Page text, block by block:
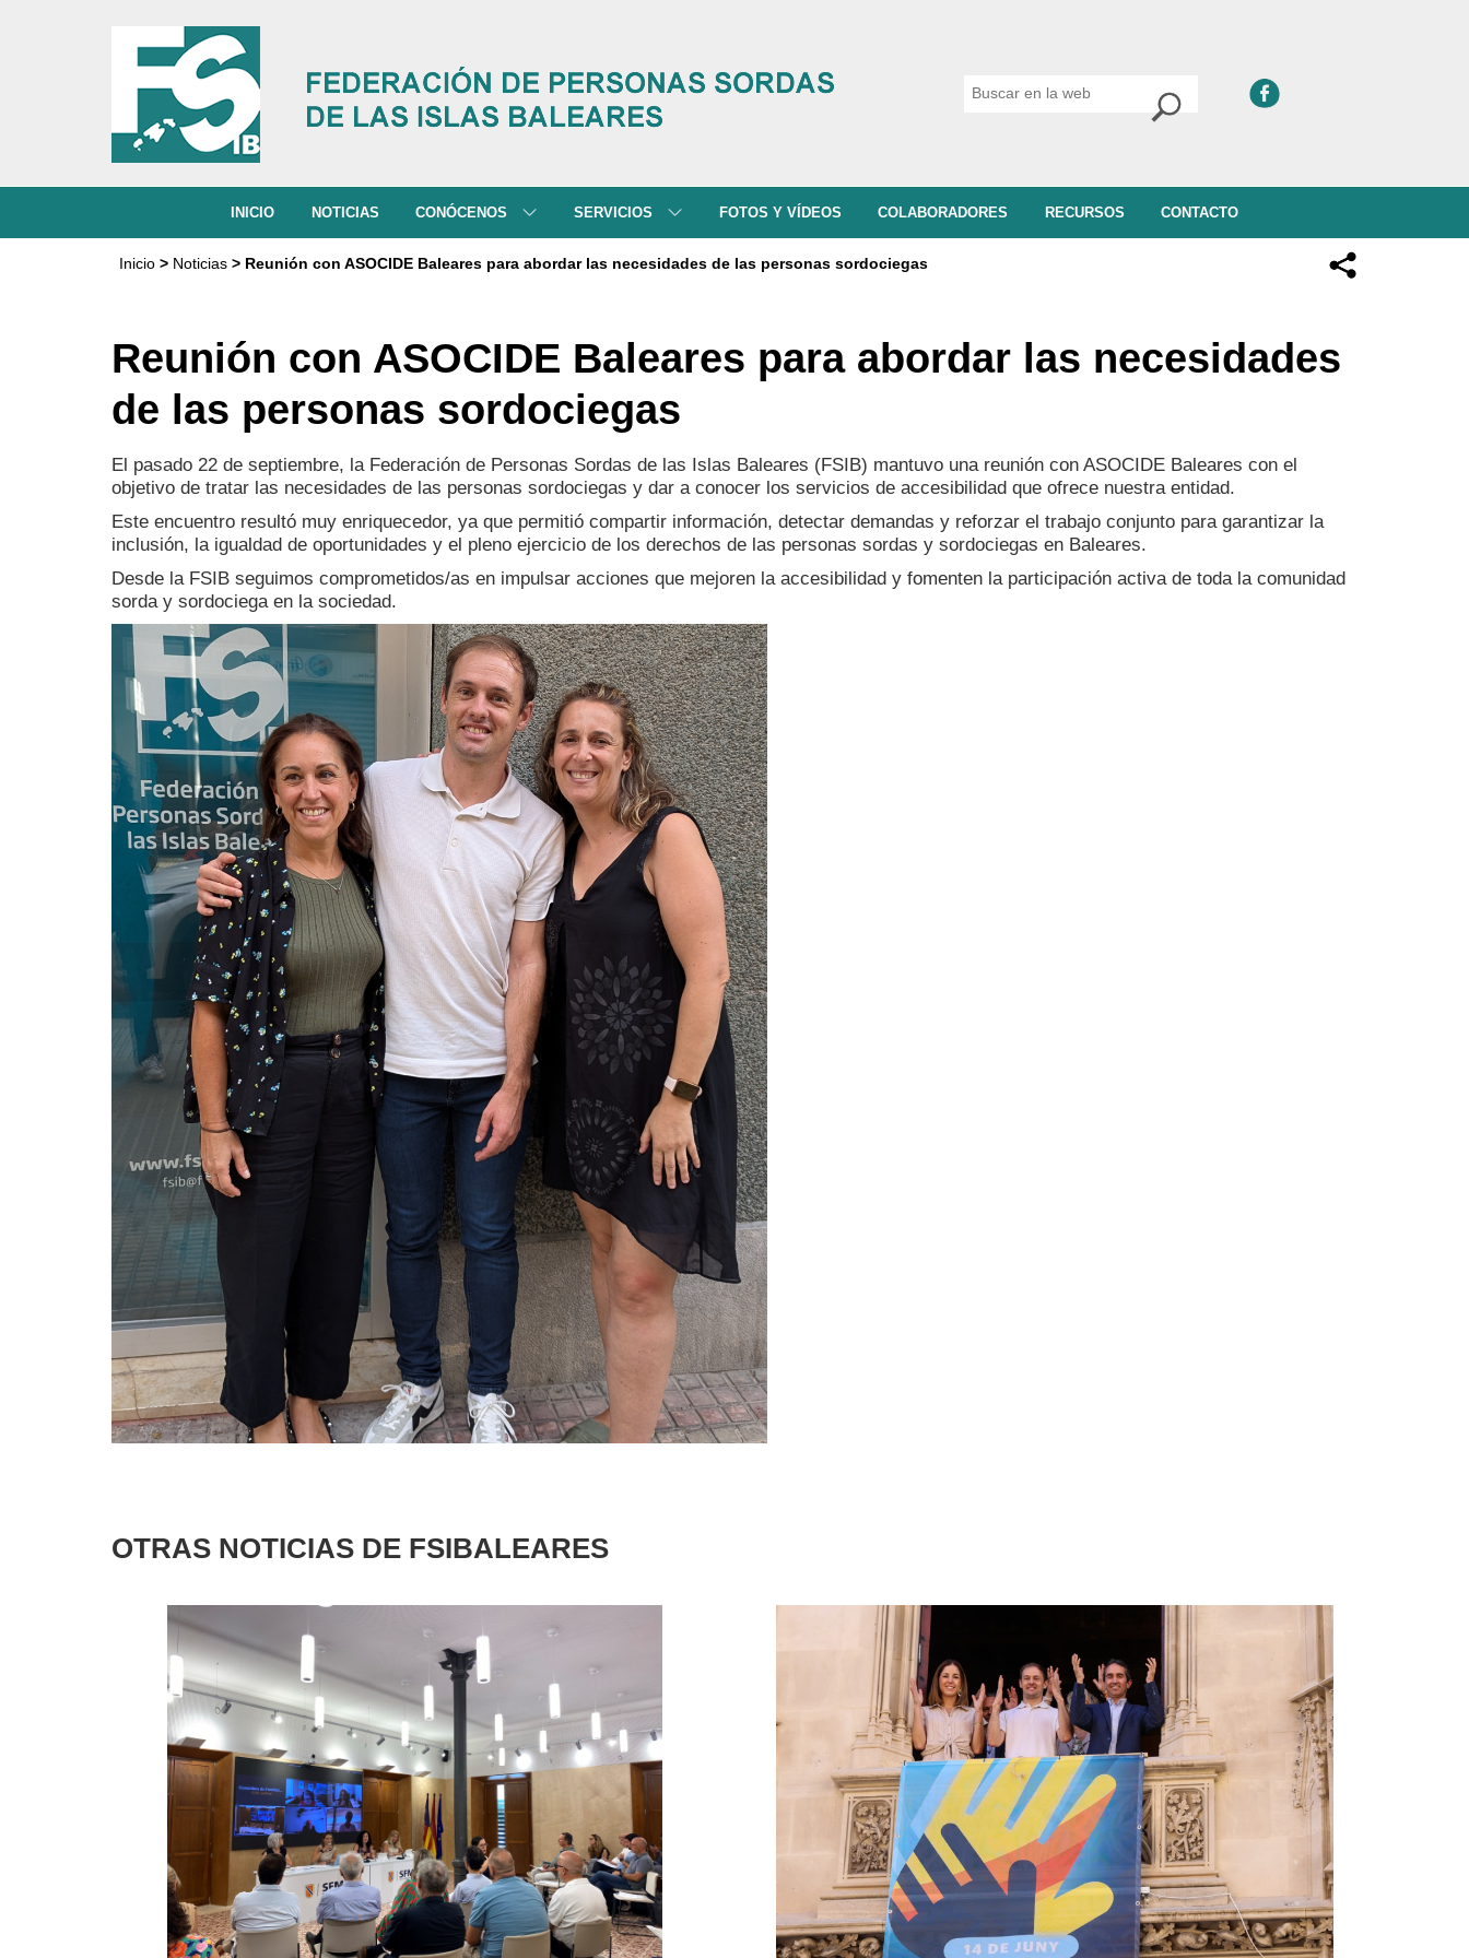
INICIO NOTICIAS CONÓCENOS
ACTIVIDADES
DOCUMENTACIÓN
SERVICIOS
SERVICIO DE ATENCIÓN
FORMACIÓN Y EDUCACIÓN
FOTOS Y VÍDEOS COLABORADORES RECURSOS CONTACTO
Inicio> Noticias> Reunión con ASOCIDE Baleares para abordar las necesidades de las personas sordociegas
Reunión con ASOCIDE Baleares para abordar las necesidades
de las personas sordociegas
El pasado 22 de septiembre, la Federación de Personas Sordas de las Islas Baleares (FSIB) mantuvo una reunión con ASOCIDE Baleares con el
objetivo de tratar las necesidades de las personas sordociegas y dar a conocer los servicios de accesibilidad que ofrece nuestra entidad.
Este encuentro resultó muy enriquecedor, ya que permitió compartir información, detectar demandas y reforzar el trabajo conjunto para garantizar la
inclusión, la igualdad de oportunidades y el pleno ejercicio de los derechos de las personas sordas y sordociegas en Baleares.
Desde la FSIB seguimos comprometidos/as en impulsar acciones que mejoren la accesibilidad y fomenten la participación activa de toda la comunidad
sorda y sordociega en la sociedad.
OTRAS NOTICIAS DE FSIBALEARES